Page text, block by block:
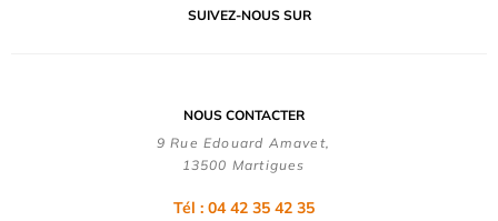
SUIVEZ-NOUS SUR
NOUS CONTACTER
9 Rue Edouard Amavet,
13500 Martigues
Tél : 04 42 35 42 35